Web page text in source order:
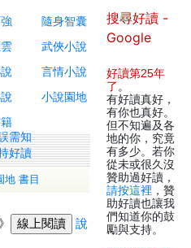
隨身智囊
武俠小說
言情小說
小說園地
需知
好讀
地 書目
說
搜尋好讀 -
Google
好讀第25年
了 。
有好讀真好，
有你也真好。
但不知遍及各
地的你，究竟
有多少。若你
從未或很久沒
贊助過好讀，
請按這裡 ，贊
助好讀也讓我
們知道你的鼓
勵與支持。